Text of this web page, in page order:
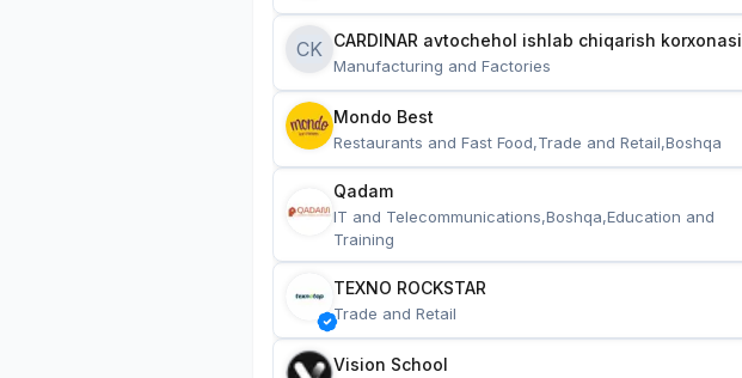
CK CARDINAR avtochehol ishlab chiqarish korxonasi
Manufacturing and Factories
Mondo Best
Restaurants and Fast Food,Trade and Retail,Boshqa
Qadam
IT and Telecommunications,Boshqa,Education and
Training
TEXNO ROCKSTAR
Trade and Retail
Vision School